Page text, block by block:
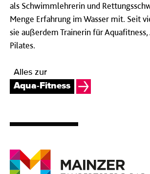
als Schwimmlehrerin und
Menge Erfahrung im Wasser mit. Seit
sie außerdem Trainerin für
Pilates.
Alles zur
Aqua-Fitness